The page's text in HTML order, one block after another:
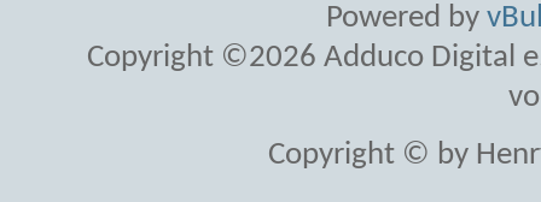
Powered by
Copyright ©2026 Adduco Digital
Copyright © by